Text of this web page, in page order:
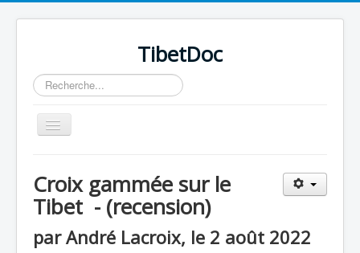
TibetDoc
Rechercher
Basculer
la
Croix gammée sur le
Tibet - (recension)
par André Lacroix, le 2 août 2022